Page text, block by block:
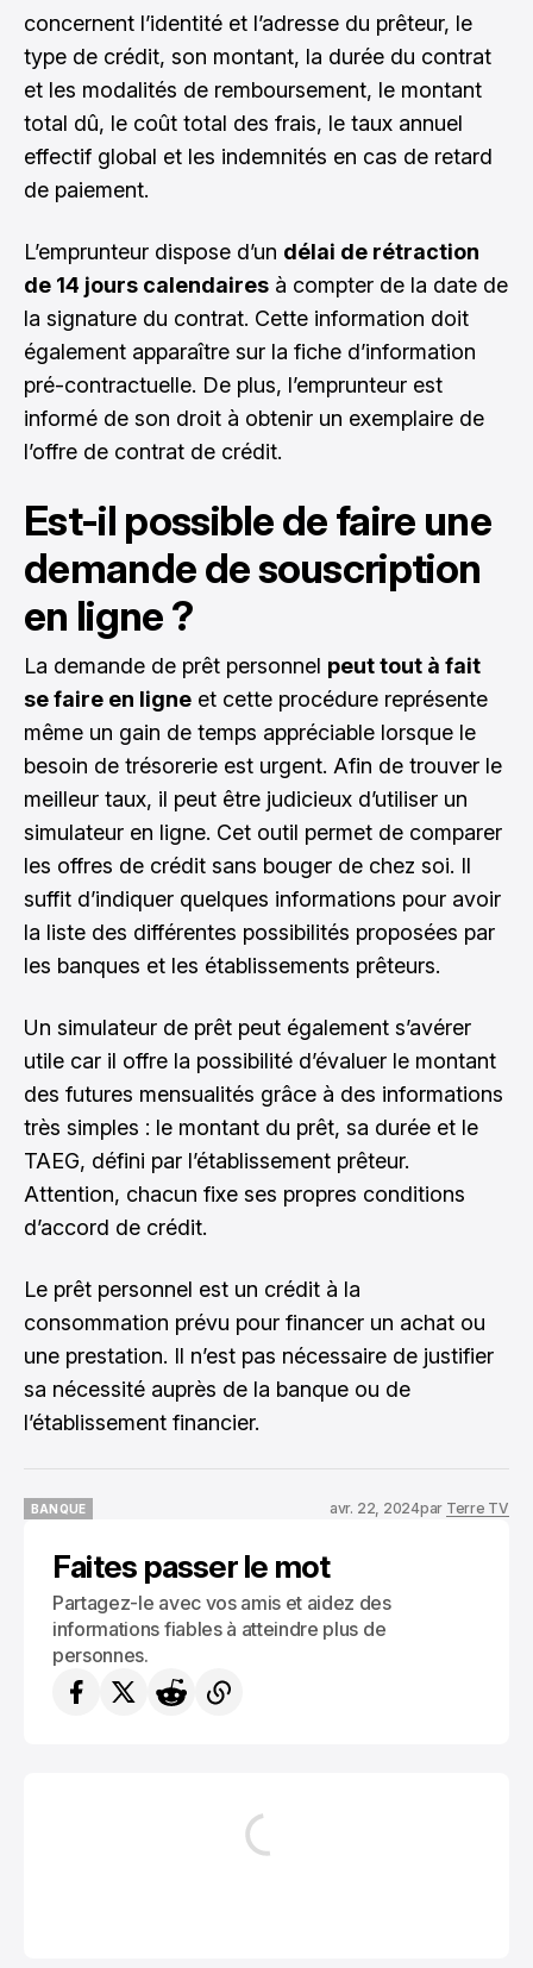
concernent l’identité et l’adresse du prêteur, le
type de crédit, son montant, la durée du contrat
et les modalités de remboursement, le montant
total dû, le coût total des frais, le taux annuel
effectif global et les indemnités en cas de retard
de paiement.
L’emprunteur dispose d’un délai de rétraction
de 14 jours calendaires à compter de la date de
la signature du contrat. Cette information doit
également apparaître sur la fiche d’information
pré-contractuelle. De plus, l’emprunteur est
informé de son droit à obtenir un exemplaire de
l’offre de contrat de crédit.
Est-il possible de faire une
demande de souscription
en ligne ?
La demande de prêt personnel peut tout à fait
se faire en ligne et cette procédure représente
même un gain de temps appréciable lorsque le
besoin de trésorerie est urgent. Afin de trouver le
meilleur taux, il peut être judicieux d’utiliser un
simulateur en ligne. Cet outil permet de comparer
les offres de crédit sans bouger de chez soi. Il
suffit d’indiquer quelques informations pour avoir
la liste des différentes possibilités proposées par
les banques et les établissements prêteurs.
Un simulateur de prêt peut également s’avérer
utile car il offre la possibilité d’évaluer le montant
des futures mensualités grâce à des informations
très simples : le montant du prêt, sa durée et le
TAEG, défini par l’établissement prêteur.
Attention, chacun fixe ses propres conditions
d’accord de crédit.
Le prêt personnel est un crédit à la
consommation prévu pour financer un achat ou
une prestation. Il n’est pas nécessaire de justifier
sa nécessité auprès de la banque ou de
l’établissement financier.
BANQUE
avr. 22, 2024par Terre TV
Faites passer le mot
Partagez-le avec vos amis et aidez des
informations fiables à atteindre plus de
personnes.